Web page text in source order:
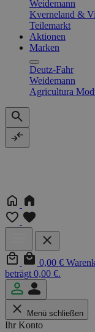
Weidemann
Kverneland &
Teilemarkt
Aktionen
Marken
Deutz-Fahr
Weidemann
Agricultura
0,00 €
beträgt 0,00 €.
Menü schließen
Ihr Konto